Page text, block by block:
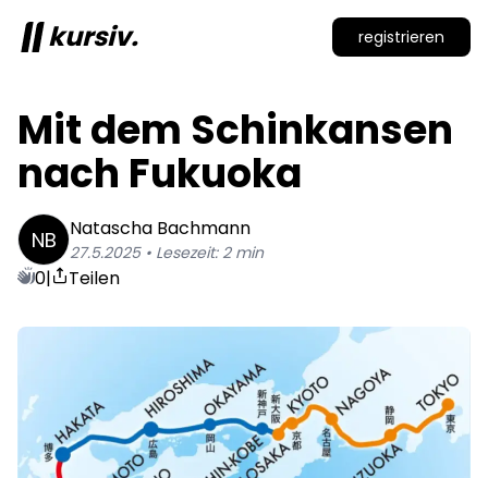
kursiv. registrieren
Mit dem Schinkansen
nach Fukuoka
NB Natascha Bachmann
27.5.2025• Lesezeit: 2min
0| Teilen